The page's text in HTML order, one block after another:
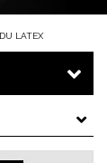
LATEX